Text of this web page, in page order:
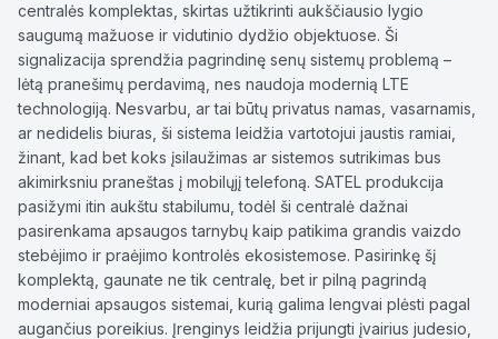
centralės komplektas, skirtas užtikrinti aukščiausio lygio
saugumą mažuose ir vidutinio dydžio objektuose. Ši
signalizacija sprendžia pagrindinę senų sistemų problemą –
lėtą pranešimų perdavimą, nes naudoja modernią LTE
technologiją. Nesvarbu, ar tai būtų privatus namas, vasarnamis,
ar nedidelis biuras, ši sistema leidžia vartotojui jaustis ramiai,
žinant, kad bet koks įsilaužimas ar sistemos sutrikimas bus
akimirksniu praneštas į mobilųjį telefoną. SATEL produkcija
pasižymi itin aukštu stabilumu, todėl ši centralė dažnai
pasirenkama apsaugos tarnybų kaip patikima grandis vaizdo
stebėjimo ir praėjimo kontrolės ekosistemose. Pasirinkę šį
komplektą, gaunate ne tik centralę, bet ir pilną pagrindą
moderniai apsaugos sistemai, kurią galima lengvai plėsti pagal
augančius poreikius. Įrenginys leidžia prijungti įvairius judesio,